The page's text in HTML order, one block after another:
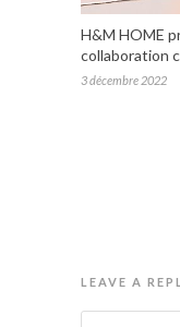
H&M HOME
collaboration
3 décembre 2022
LEAVE A